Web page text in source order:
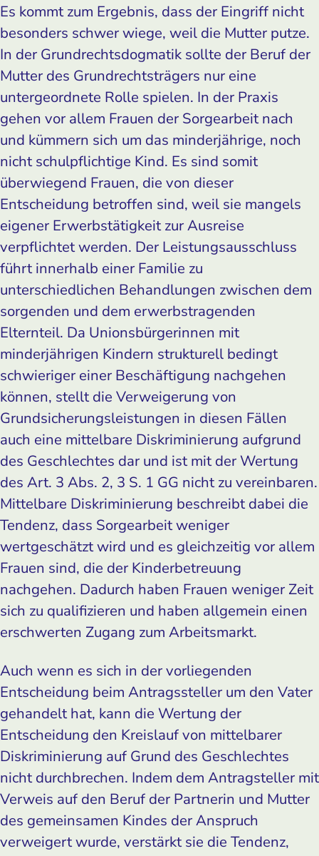
Es kommt zum Ergebnis, dass der Eingriff nicht
besonders schwer wiege, weil die Mutter putze.
In der Grundrechtsdogmatik sollte der Beruf der
Mutter des Grundrechtsträgers nur eine
untergeordnete Rolle spielen. In der Praxis
gehen vor allem Frauen der Sorgearbeit nach
und kümmern sich um das minderjährige, noch
nicht schulpflichtige Kind. Es sind somit
überwiegend Frauen, die von dieser
Entscheidung betroffen sind, weil sie mangels
eigener Erwerbstätigkeit zur Ausreise
verpflichtet werden. Der Leistungsausschluss
führt innerhalb einer Familie zu
unterschiedlichen Behandlungen zwischen dem
sorgenden und dem erwerbstragenden
Elternteil. Da Unionsbürgerinnen mit
minderjährigen Kindern strukturell bedingt
schwieriger einer Beschäftigung nachgehen
können, stellt die Verweigerung von
Grundsicherungsleistungen in diesen Fällen
auch eine mittelbare Diskriminierung aufgrund
des Geschlechtes dar und ist mit der Wertung
des Art. 3 Abs. 2, 3 S. 1 GG nicht zu vereinbaren.
Mittelbare Diskriminierung beschreibt dabei die
Tendenz, dass Sorgearbeit weniger
wertgeschätzt wird und es gleichzeitig vor allem
Frauen sind, die der Kinderbetreuung
nachgehen. Dadurch haben Frauen weniger Zeit
sich zu qualifizieren und haben allgemein einen
erschwerten Zugang zum Arbeitsmarkt.
Auch wenn es sich in der vorliegenden
Entscheidung beim Antragssteller um den Vater
gehandelt hat, kann die Wertung der
Entscheidung den Kreislauf von mittelbarer
Diskriminierung auf Grund des Geschlechtes
nicht durchbrechen. Indem dem Antragsteller mit
Verweis auf den Beruf der Partnerin und Mutter
des gemeinsamen Kindes der Anspruch
verweigert wurde, verstärkt sie die Tendenz,